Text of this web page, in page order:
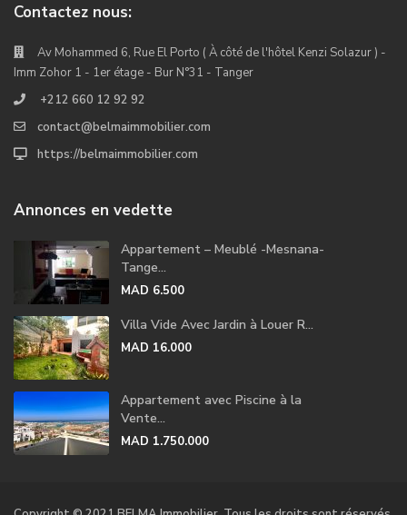
Contactez nous:
Av Mohammed 6, Rue El Porto ( À côté de l'hôtel Kenzi Solazur ) -
Imm Zohor 1 - 1er étage - Bur N°31 - Tanger
+212 660 12 92 92
contact@belmaimmobilier.com
https://belmaimmobilier.com
Annonces en vedette
Appartement – Meublé -Mesnana-
Tange...
MAD 6.500
Villa Vide Avec Jardin à Louer R...
MAD 16.000
Appartement avec Piscine à la
Vente...
MAD 1.750.000